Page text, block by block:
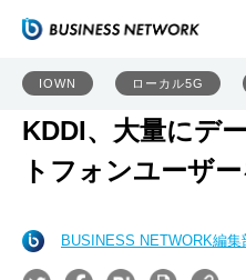
IOWN ローカル5G
KDDI、大量にデ
トフォンユーザ
BUSINESS NETWORK編集